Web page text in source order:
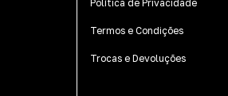
Política de Privacidade
Termos e Condições
Trocas e Devoluções